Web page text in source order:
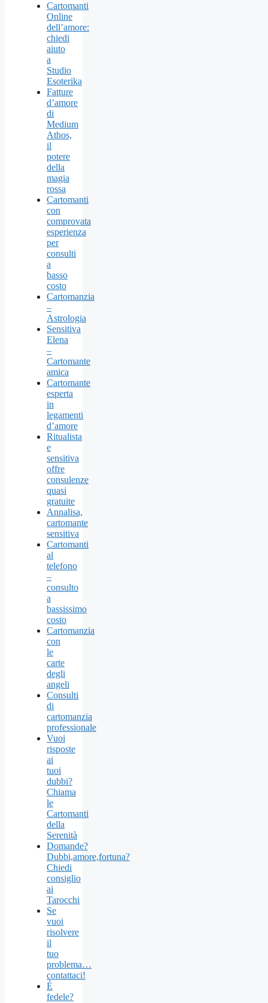
Cartomanti
Online
dell’amore:
chiedi
aiuto
a
Studio
Esoterika
Fatture
d’amore
di
Medium
Athos,
il
potere
della
magia
rossa
Cartomanti
con
comprovata
esperienza
per
consulti
a
basso
costo
Cartomanzia
–
Astrologia
Sensitiva
Elena
–
Cartomante
amica
Cartomante
esperta
in
legamenti
d’amore
Ritualista
e
sensitiva
offre
consulenze
quasi
gratuite
Annalisa,
cartomante
sensitiva
Cartomanti
al
telefono
–
consulto
a
bassissimo
costo
Cartomanzia
con
le
carte
degli
angeli
Consulti
di
cartomanzia
professionale
Vuoi
risposte
ai
tuoi
dubbi?
Chiama
le
Cartomanti
della
Serenità
Domande?
Dubbi,amore,fortuna?
Chiedi
consiglio
ai
Tarocchi
Se
vuoi
risolvere
il
tuo
problema…
contattaci!
É
fedele?